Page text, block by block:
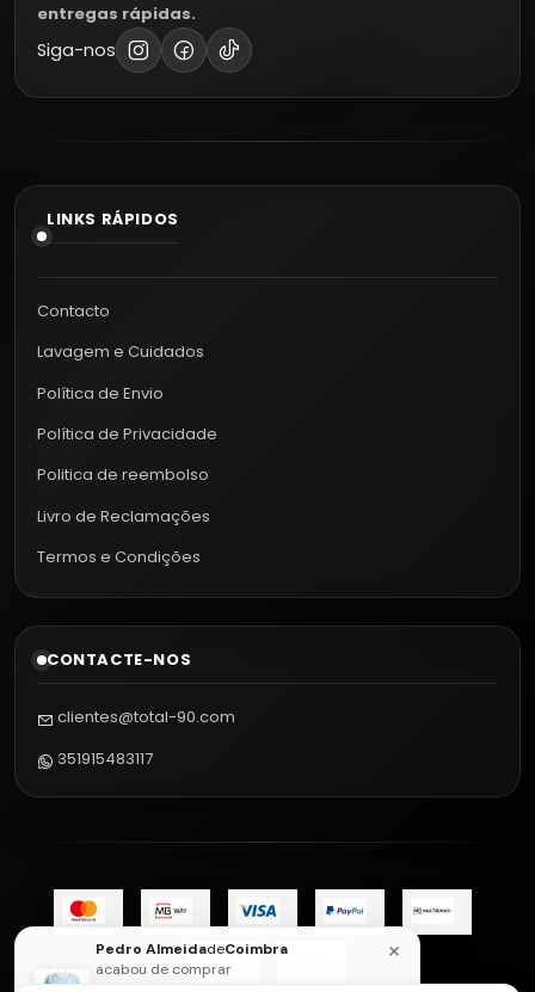
×
Pedro AlmeidadeCoimbra
acabou de comprar
entregas rápidas.
Siga-nos
LINKS RÁPIDOS
Contacto
Lavagem e Cuidados
Política de Envio
Política de Privacidade
Politica de reembolso
Livro de Reclamações
Termos e Condições
CONTACTE-NOS
clientes@total-90.com
351915483117